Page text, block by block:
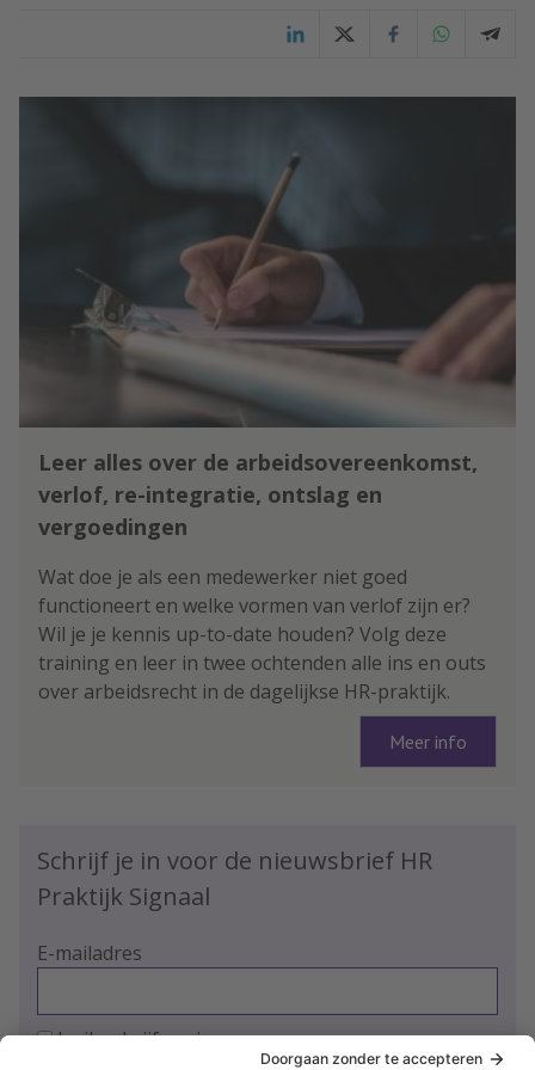
Leer alles over de arbeidsovereenkomst,
verlof, re-integratie, ontslag en
vergoedingen
Wat doe je als een medewerker niet goed
functioneert en welke vormen van verlof zijn er?
Wil je je kennis up-to-date houden? Volg deze
training en leer in twee ochtenden alle ins en outs
over arbeidsrecht in de dagelijkse HR-praktijk.
Meer info
Schrijf je in voor de nieuwsbrief HR
Praktijk Signaal
E-mailadres
Ja, ik schrijf me in